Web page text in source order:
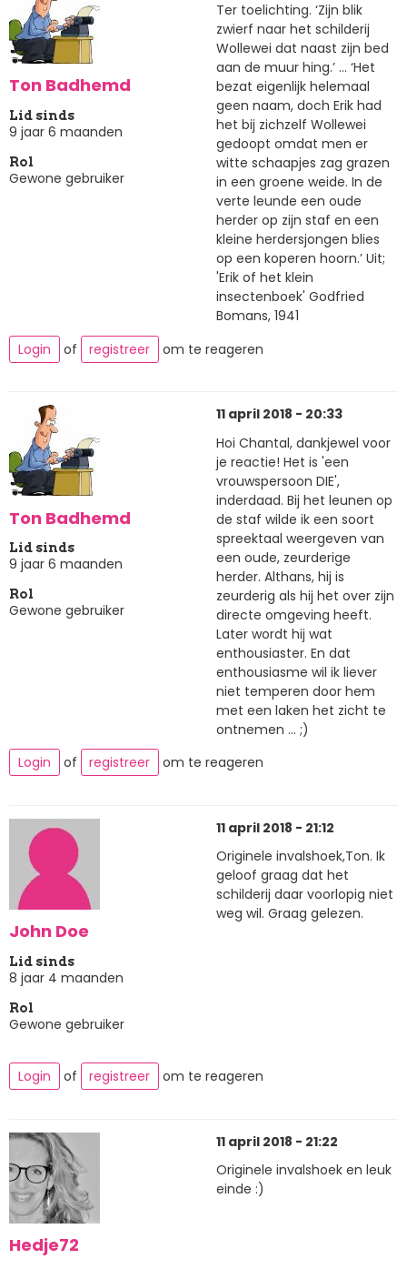
Ton Badhemd
Lid sinds
9 jaar 6 maanden
Rol
Gewone gebruiker
Ter toelichting. ‘Zijn blik
zwierf naar het schilderij
Wollewei dat naast zijn bed
aan de muur hing.’ … ‘Het
bezat eigenlijk helemaal
geen naam, doch Erik had
het bij zichzelf Wollewei
gedoopt omdat men er
witte schaapjes zag grazen
in een groene weide. In de
verte leunde een oude
herder op zijn staf en een
kleine herdersjongen blies
op een koperen hoorn.’ Uit;
'Erik of het klein
insectenboek' Godfried
Bomans, 1941
Login
of registreer om te reageren
Ton Badhemd
Lid sinds
9 jaar 6 maanden
Rol
Gewone gebruiker
11 april 2018 - 20:33
Hoi Chantal, dankjewel voor
je reactie! Het is 'een
vrouwspersoon DIE',
inderdaad. Bij het leunen op
de staf wilde ik een soort
spreektaal weergeven van
een oude, zeurderige
herder. Althans, hij is
zeurderig als hij het over zijn
directe omgeving heeft.
Later wordt hij wat
enthousiaster. En dat
enthousiasme wil ik liever
niet temperen door hem
met een laken het zicht te
ontnemen ... ;)
Login
of registreer om te reageren
John Doe
Lid sinds
8 jaar 4 maanden
Rol
Gewone gebruiker
11 april 2018 - 21:12
Originele invalshoek,Ton. Ik
geloof graag dat het
schilderij daar voorlopig niet
weg wil. Graag gelezen.
Login of registreer om te reageren
Hedje72
11 april 2018 - 21:22
Originele invalshoek en leuk
einde :)